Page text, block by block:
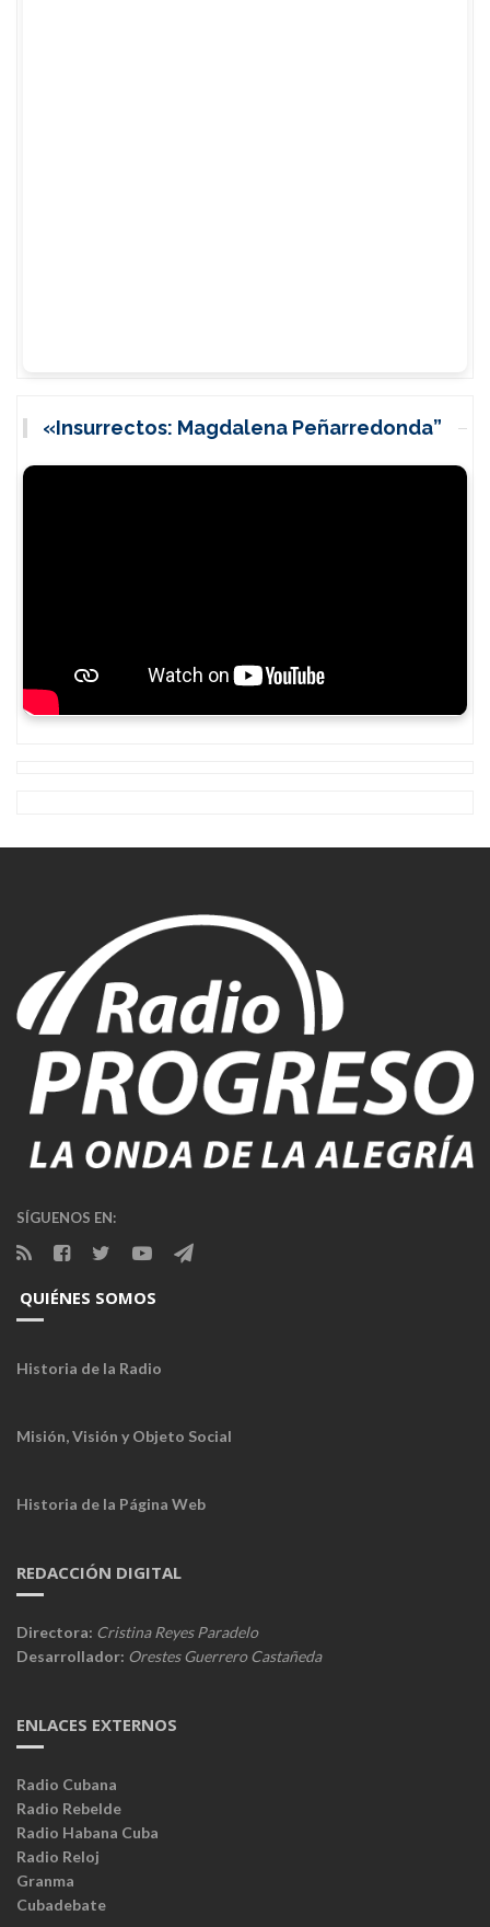
«Insurrectos: Magdalena Peñarredonda”
SÍGUENOS EN:
QUIÉNES SOMOS
Historia de la Radio
Misión, Visión y Objeto Social
Historia de la Página Web
REDACCIÓN DIGITAL
Directora: Cristina Reyes Paradelo
Desarrollador: Orestes Guerrero Castañeda
ENLACES EXTERNOS
Radio Cubana
Radio Rebelde
Radio Habana Cuba
Radio Reloj
Granma
Cubadebate